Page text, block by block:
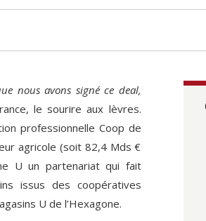
nous avons signé ce deal,
le sourire aux lèvres.
professionnelle Coop de
agricole (soit 82,4 Mds €
U un partenariat qui fait
issus des coopératives
U de l’Hexagone.